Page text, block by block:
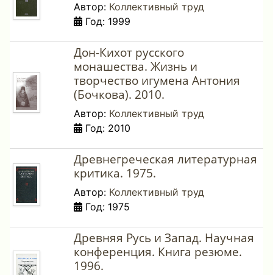
Автор: Коллективный труд
Год: 1999
Дон-Кихот русского
монашества. Жизнь и
творчество игумена Антония
(Бочкова). 2010.
Автор: Коллективный труд
Год: 2010
Древнегреческая литературная
критика. 1975.
Автор: Коллективный труд
Год: 1975
Древняя Русь и Запад. Научная
конференция. Книга резюме.
1996.